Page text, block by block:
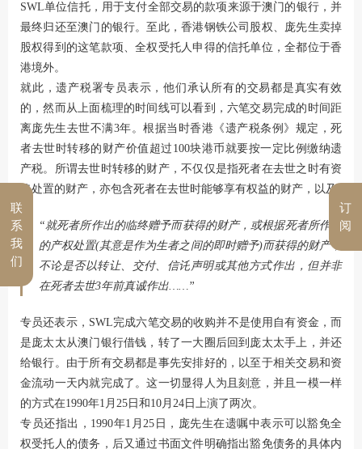
SWL单位信托，用于支付全部交易的款项来源于澳门的银行，并
最终归还至澳门的银行。至此，香港钢铁公司股权、庞先生卖掉
股权得到的这笔款项、全权受托人申得的信托单位，全都位于香
港境外。
就此，遗产税署专员表示，他们承认所有的交易都是真实有效
的，然而从上面梳理的时间线可以看到，六笔交易完成的时间距
离庞先生去世不满3年。根据当时香港《遗产税条例》规定，死
者去世时转移的财产价值超过100块港币就要按一定比例缴纳遗
产税。所谓去世时转移的财产，不仅仅是指死者在去世之时有资
格处置的财产，亦包含死者在去世时能够享有权益的财产，以及
“就死者所作出的临终赠予而获得的财产，或根据死者所作出
的产权处置(其意是作为生者之间的即时赠予)而获得的财产，
不论是否以转让、交付、信讬声明或其他方式作出，但并非
在死者去世3年前真诚作出……”
专员还表示，SWL完成六笔交易的收购并不是使用自有资金，而
是庞太太从澳门银行借钱，转了一大圈后回到庞太太手上，并还
给银行。由于所有交易都是事先安排好的，以至于相关交易和资
金流动一天内就完成了。这一切显得人为且刻意，并且一模一样
的方式在1990年1月25日和10月24日上演了两次。
专员还指出，1990年1月25日，庞先生在遗嘱中表示可以豁免全
权受托人的债务，后又通过书面文件明确指出豁免债务的具体内
订
阅
联
系
我
们